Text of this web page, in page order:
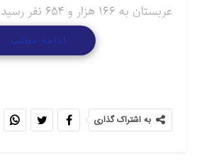
عربستان به ۱۶۶ هزار و ۶۵۴ نفر رسید.
این سازمان در نتایج آماری خود
ادامه مطلب
به اشتراک گذاری